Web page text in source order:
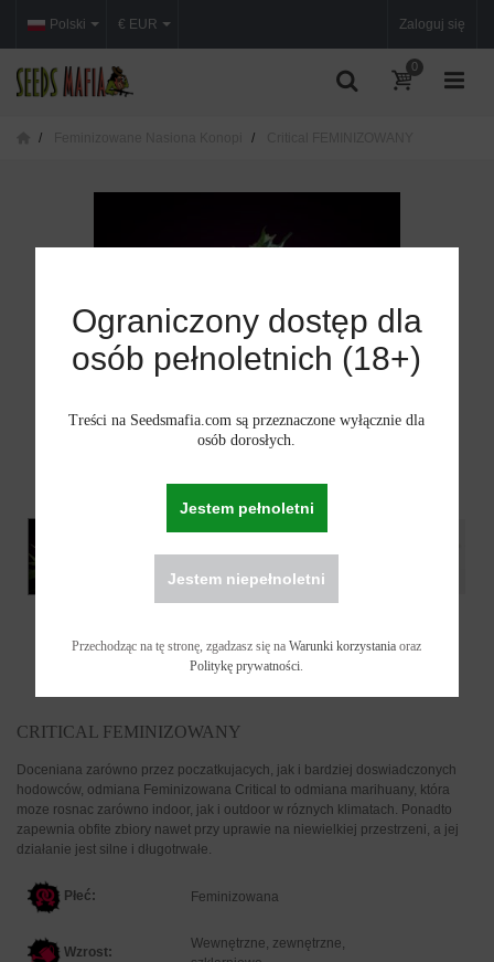
Polski Zaloguj się
€ EUR
0
CRITICAL FEMINIZOWANY
Doceniana zarówno przez poczatkujacych, jak i bardziej doswiadczonych
hodowców, odmiana Feminizowana Critical to odmiana marihuany, która
moze rosnac zarówno indoor, jak i outdoor w róznych klimatach. Ponadto
zapewnia obfite zbiory nawet przy uprawie na niewielkiej przestrzeni, a jej
działanie jest silne i długotrwałe.
Płeć: Feminizowana
Wzrost:
Wewnętrzne, zewnętrzne,
Ograniczony dostęp dla
osób pełnoletnich (18+)
Treści na Seedsmafia.com są przeznaczone wyłącznie dla
osób dorosłych.
Jestem pełnoletni
Jestem niepełnoletni
Przechodząc na tę stronę, zgadzasz się naWarunki korzystania oraz
Politykę prywatności.